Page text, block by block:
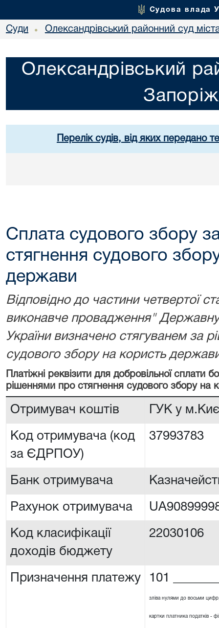
Судова влада
Суди • Олександрівський районний суд
Олександрівський
Перелік судів, від яких передано
Сплата судового збору
стягнення судового
держави
Відповідно до частини четвертої
виконавче провадження" Державну
України визначено стягуванем за
судового збору на користь
Платіжні реквізити для добровільної
рішеннями про стягнення судового збору на
Отримувач коштів ГУК у
Код отримувача (код
за ЄДРПОУ)
37993783
Банк отримувача
Рахунок отримувача
Код класифікації
доходів бюджету
22030106
Призначення платежу 101
зліва нулями до восьми
картки платника податків -